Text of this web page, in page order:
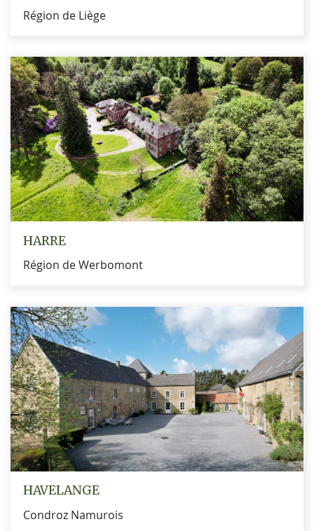
Région de Liège
HARRE
Région de Werbomont
HAVELANGE
Condroz Namurois